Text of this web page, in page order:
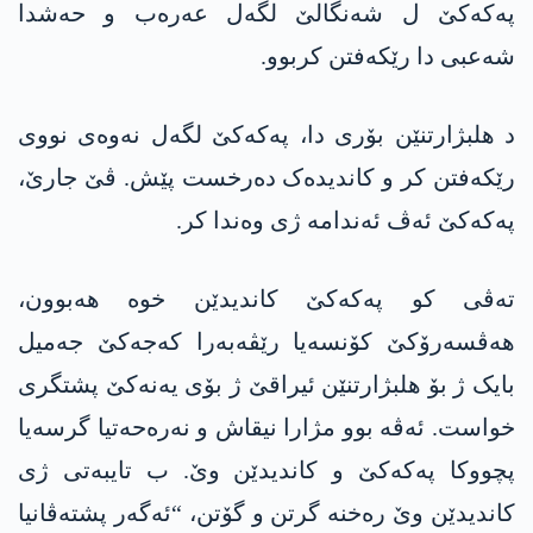
پەکەکێ ل شەنگالێ لگەل عەرەب و حەشدا
شەعبی دا رێکەفتن کربوو.
د ھلبژارتنێن بۆری دا، پەکەکێ لگەل نەوەی نووی
رێکەفتن کر و کاندیدەک دەرخست پێش. ڤێ جارێ،
پەکەکێ ئەڤ ئەندامە ژی وەندا کر.
تەڤی کو پەکەکێ کاندیدێن خوە هەبوون،
ھەڤسەرۆکێ کۆنسەیا رێڤەبەرا کەجەکێ جەمیل
بایک ژ بۆ ھلبژارتنێن ئیراقێ ژ بۆی یەنەکێ پشتگری
خواست. ئەڤە بوو مژارا نیقاش و نەرەحەتیا گرسەیا
پچووکا پەکەکێ و کاندیدێن وێ. ب تایبەتی ژی
کاندیدێن وێ رەخنە گرتن و گۆتن، “ئەگەر پشتەڤانیا